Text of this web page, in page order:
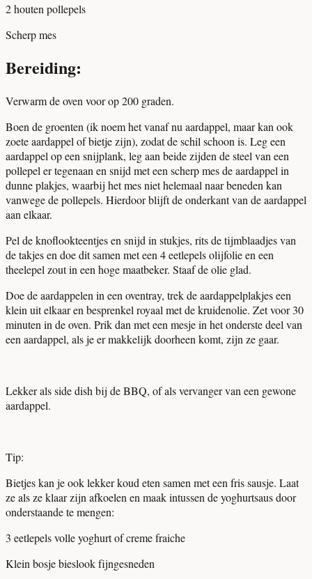
2 houten pollepels
Scherp mes
Bereiding:
Verwarm de oven voor op 200 graden.
Boen de groenten (ik noem het vanaf nu aardappel, maar kan ook
zoete aardappel of bietje zijn), zodat de schil schoon is. Leg een
aardappel op een snijplank, leg aan beide zijden de steel van een
pollepel er tegenaan en snijd met een scherp mes de aardappel in
dunne plakjes, waarbij het mes niet helemaal naar beneden kan
vanwege de pollepels. Hierdoor blijft de onderkant van de aardappel
aan elkaar.
Pel de knoflookteentjes en snijd in stukjes, rits de tijmblaadjes van
de takjes en doe dit samen met een 4 eetlepels olijfolie en een
theelepel zout in een hoge maatbeker. Staaf de olie glad.
Doe de aardappelen in een oventray, trek de aardappelplakjes een
klein uit elkaar en besprenkel royaal met de kruidenolie. Zet voor 30
minuten in de oven. Prik dan met een mesje in het onderste deel van
een aardappel, als je er makkelijk doorheen komt, zijn ze gaar.
Lekker als side dish bij de BBQ, of als vervanger van een gewone
aardappel.
Tip:
Bietjes kan je ook lekker koud eten samen met een fris sausje. Laat
ze als ze klaar zijn afkoelen en maak intussen de yoghurtsaus door
onderstaande te mengen:
3 eetlepels volle yoghurt of creme fraiche
Klein bosje bieslook fijngesneden